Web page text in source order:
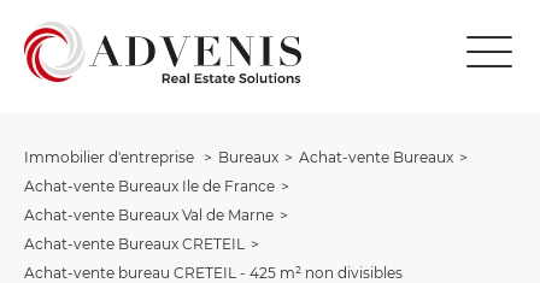
Immobilier d'entreprise Bureaux
Achat-vente Bureaux
Achat-vente Bureaux Ile de France
Achat-vente Bureaux Val de Marne
Achat-vente Bureaux CRETEIL
Achat-vente bureau CRETEIL - 425 m² non divisibles